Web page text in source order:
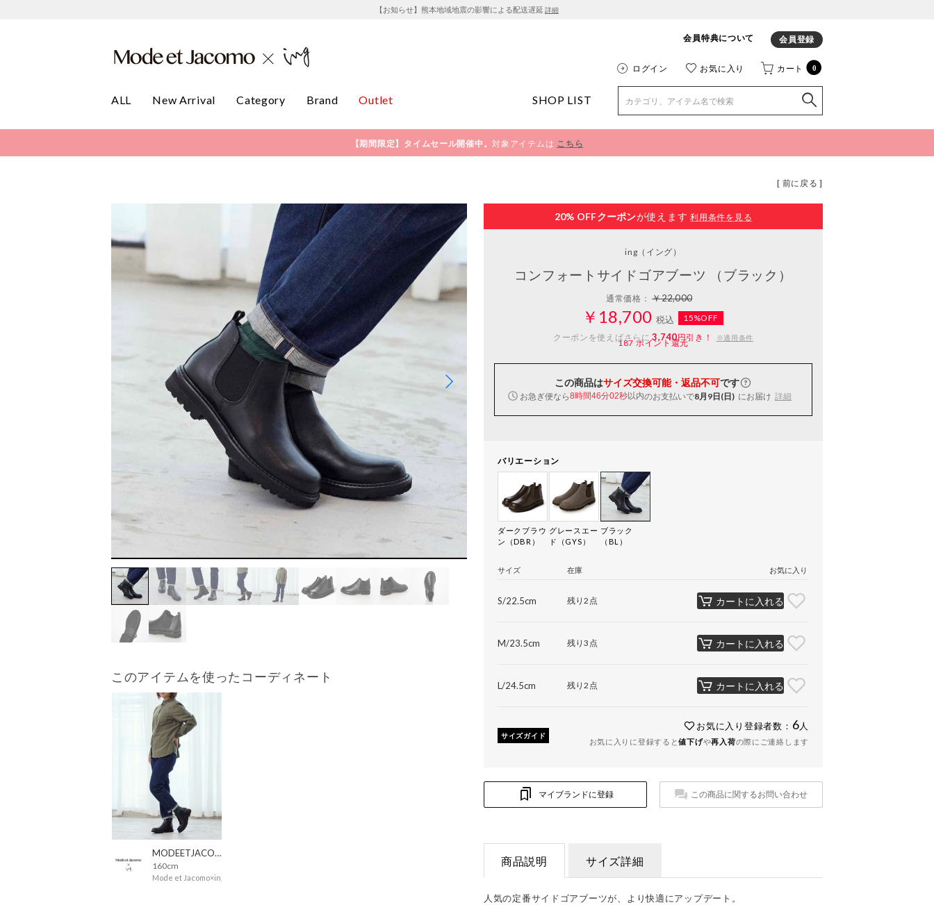
【お知らせ】熊本地域地震の影響による配送遅延 詳細
会員特典について 会員登録
ログイン お気に入り カート 0
ALL New Arrival Category Brand Outlet SHOP LIST
【期間限定】タイムセール開催中。対象アイテムは こちら
[ 前に戻る ]
このアイテムを使ったコーディネート
MODEETJACOMOingSTAFF
160cm
Mode et Jacomo×ing
20% OFFクーポンが使えます 利用条件を見る
ing （イング）
コンフォートサイドゴアブーツ （ブラック）
通常価格：￥22,000
￥18,700 税込
15%OFF
クーポンを使えばさらに3,740円引き！ ※適用条件
187ポイント還元
この商品はサイズ交換可能・返品不可です
お急ぎ便なら8時間46分01秒以内のお支払いで8月9日(日) にお届け 詳細
バリエーション
ダークブラウ
ン（DBR）
グレースエー
ド（GYS）
ブラック
（BL）
サイズ 在庫 お気に入り
S/22.5cm 残り2点 カートに入れる
M/23.5cm 残り3点 カートに入れる
L/24.5cm 残り2点 カートに入れる
サイズガイド
お気に入り登録者数： 6 人
お気に入りに登録すると値下げや再入荷の際にご連絡します
マイブランドに登録 この商品に関するお問い合わせ
商品説明 サイズ詳細
人気の定番サイドゴアブーツが、より快適にアップデート。